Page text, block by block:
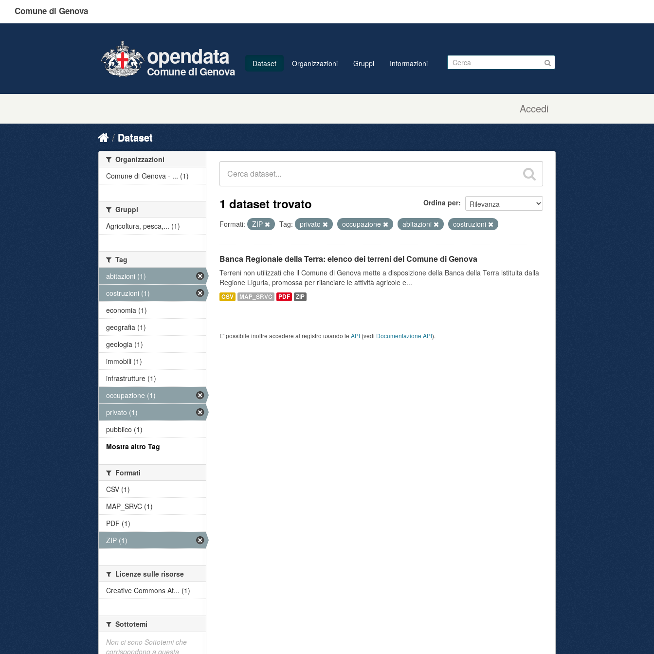
Comune di Genova
Accedi
opendata
Comune di Genova
Dataset Organizzazioni Gruppi Informazioni
Dataset
Ordina per
1 dataset trovato
Formati: ZIP Tag: privato occupazione abitazioni costruzioni
Banca Regionale della Terra: elenco dei terreni del Comune di Genova
Terreni non utilizzati che il Comune di Genova mette a disposizione della Banca della Terra istituita dalla
Regione Liguria, promossa per rilanciare le attività agricole e...
CSV MAP_SRVC PDF ZIP
E' possibile inoltre accedere al registro usando le API (vedi Documentazione API).
Organizzazioni
Comune di Genova - ... (1)
Gruppi
Agricoltura, pesca,... (1)
Tag
abitazioni (1)
costruzioni (1)
economia (1)
geografia (1)
geologia (1)
immobili (1)
infrastrutture (1)
occupazione (1)
privato (1)
pubblico (1)
Mostra altro Tag
Formati
CSV (1)
MAP_SRVC (1)
PDF (1)
ZIP (1)
Licenze sulle risorse
Creative Commons At... (1)
Sottotemi
Non ci sono Sottotemi che
corrispondono a questa